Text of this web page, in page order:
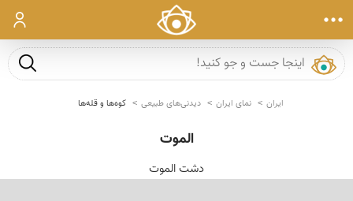
ورود
جست و
ایران نمای ایران دیدنی‌های طبیعی کوه‌ها و قله‌ها
الموت
دشت الموت